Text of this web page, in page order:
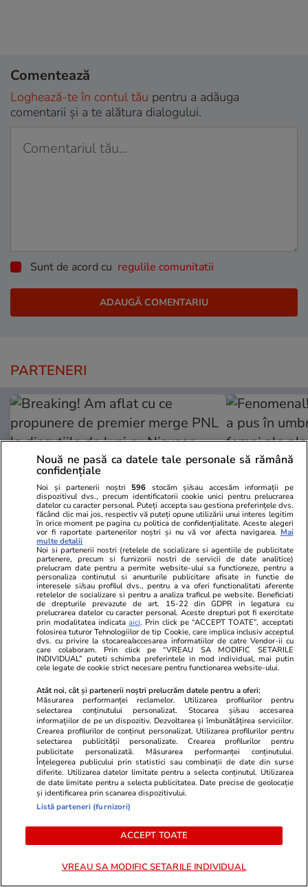
Comentează
Loghează-te în contul tău pentru a adăuga
comentarii și a te alătura dialogului.
Sunt de acord cu regulile comunitatii
PARTENERI
Viva.ro
Breaking! Am aflat cu ce
propunere de premier merge PNL
la discuțiile de luni cu Nicușor
Dan! Românii au reacționat
imediat când i-au auzit numele
Unica.ro
Fenomenal!
pus în
femei ale
creat o
internet cu
care a
GSP
GSP.RO
Nouă ne pasă ca datele tale personale să rămână
confidențiale
Noi și partenerii noștri 596 stocăm și/sau accesăm informații pe
dispozitivul dvs., precum identificatorii cookie unici pentru prelucrarea
datelor cu caracter personal. Puteți accepta sau gestiona preferințele dvs.
făcând clic mai jos, respectiv vă puteți opune utilizării unui interes legitim
în orice moment pe pagina cu politica de confidențialitate. Aceste alegeri
vor fi raportate partenerilor noștri și nu vă vor afecta navigarea. Mai
multe detalii
Noi si partenerii nostri (retelele de socializare si agentiile de publicitate
partenere, precum si furnizorii nostri de servicii de date analitice)
prelucram date pentru a permite website-ului sa functioneze, pentru a
personaliza continutul si anunturile publicitare afisate in functie de
interesele si/sau profilul dvs., pentru a va oferi functionalitati aferente
retelelor de socializare si pentru a analiza traficul pe website. Beneficiati
de drepturile prevazute de art. 15-22 din GDPR in legatura cu
prelucrarea datelor cu caracter personal. Aceste drepturi pot fi exercitate
prin modalitatea indicataaici. Prin click pe “ACCEPT TOATE”, acceptati
folosirea tuturor Tehnologiilor de tip Cookie, care implica inclusiv acceptul
dvs. cu privire la stocarea/accesarea informatiilor de catre Vendor-ii cu
care colaboram. Prin click pe “VREAU SA MODIFIC SETARILE
INDIVIDUAL” puteti schimba preferintele in mod individual, mai putin
cele legate de cookie strict necesare pentru functionarea website-ului.
Atât noi, cât și partenerii noștri prelucrăm datele pentru a oferi:
Măsurarea performanței reclamelor. Utilizarea profilurilor pentru
selectarea conținutului personalizat. Stocarea și/sau accesarea
informațiilor de pe un dispozitiv. Dezvoltarea și îmbunătățirea serviciilor.
Crearea profilurilor de conținut personalizat. Utilizarea profilurilor pentru
selectarea publicității personalizate. Crearea profilurilor pentru
publicitate personalizată. Măsurarea performanței conținutului.
Înțelegerea publicului prin statistici sau combinații de date din surse
diferite. Utilizarea datelor limitate pentru a selecta conținutul. Utilizarea
de date limitate pentru a selecta publicitatea. Date precise de geolocație
și identificarea prin scanarea dispozitivului.
Listă parteneri (furnizori)
ACCEPT TOATE
VREAU SA MODIFIC SETARILE INDIVIDUAL